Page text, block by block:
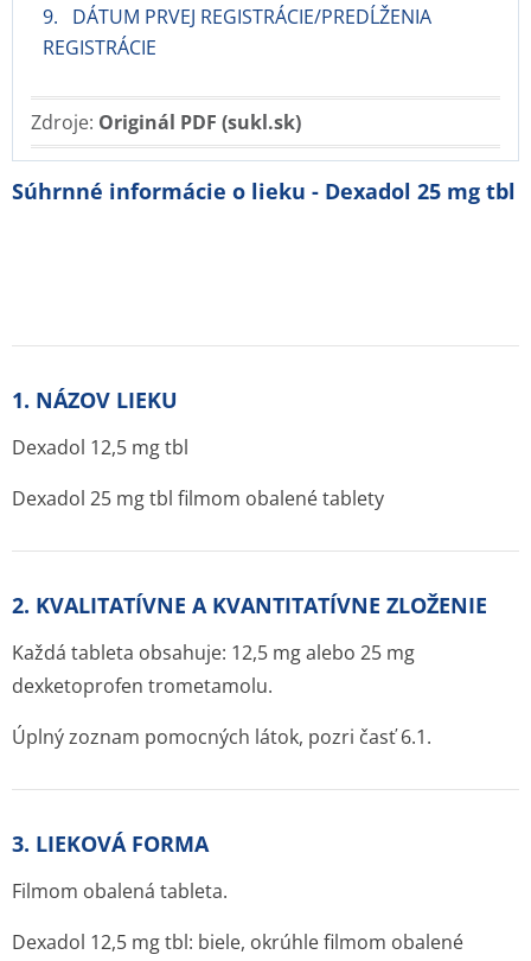
9. DÁTUM PRVEJ REGISTRÁCIE/PREDĹŽENIA
REGISTRÁCIE
Zdroje: Originál PDF (sukl.sk)
Súhrnné informácie o lieku - Dexadol 25 mg tbl
1. NÁZOV LIEKU
Dexadol 12,5 mg tbl
Dexadol 25 mg tbl filmom obalené tablety
2. KVALITATÍVNE A KVANTITATÍVNE ZLOŽENIE
Každá tableta obsahuje: 12,5 mg alebo 25 mg
dexketoprofen trometamolu.
Úplný zoznam pomocných látok, pozri časť 6.1.
3. LIEKOVÁ FORMA
Filmom obalená tableta.
Dexadol 12,5 mg tbl: biele, okrúhle filmom obalené